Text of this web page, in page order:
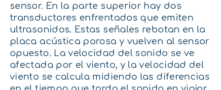
sensor. En la parte superior hay dos
transductores enfrentados que emiten
ultrasonidos. Estas señales rebotan en la
placa acústica porosa y vuelven al sensor
opuesto. La velocidad del sonido se ve
afectada por el viento, y la velocidad del
viento se calcula midiendo las diferencias